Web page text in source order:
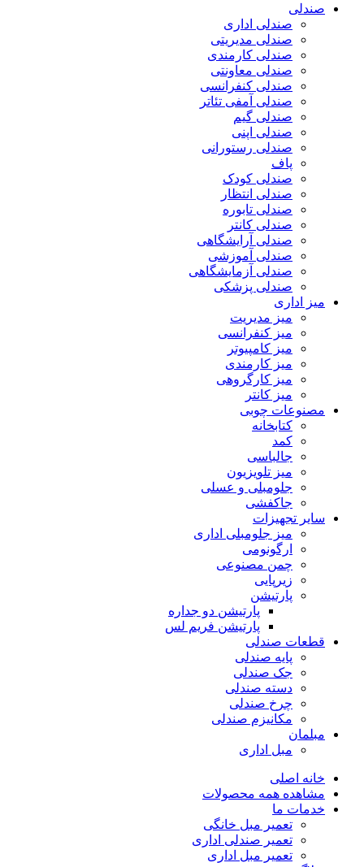
صندلی
صندلی اداری
صندلی مدیریتی
صندلی کارمندی
صندلی معاونتی
صندلی کنفرانسی
صندلی آمفی تئاتر
صندلی گیم
صندلی اپنی
صندلی رستورانی
پاف
صندلی کودک
صندلی انتظار
صندلی تابوره
صندلی کانتر
صندلی آرایشگاهی
صندلی آموزشی
صندلی آزمایشگاهی
صندلی پزشکی
میز اداری
میز مدیریت
میز کنفرانسی
میز کامپیوتر
میز کارمندی
میز کارگروهی
میز کانتر
مصنوعات چوبی
کتابخانه
کمد
جالباسی
میز تلویزیون
جلومبلی و عسلی
جاکفشی
سایر تجهیزات
میز جلومبلی اداری
ارگونومی
چمن مصنوعی
زیرپایی
پارتیشن
پارتیشن دو جداره
پارتیشن فریم لس
قطعات صندلی
پایه صندلی
جک صندلی
دسته صندلی
چرخ صندلی
مکانیزم صندلی
مبلمان
مبل اداری
خانه اصلی
مشاهده همه محصولات
خدمات ما
تعمیر مبل خانگی
تعمیر صندلی اداری
تعمیر مبل اداری